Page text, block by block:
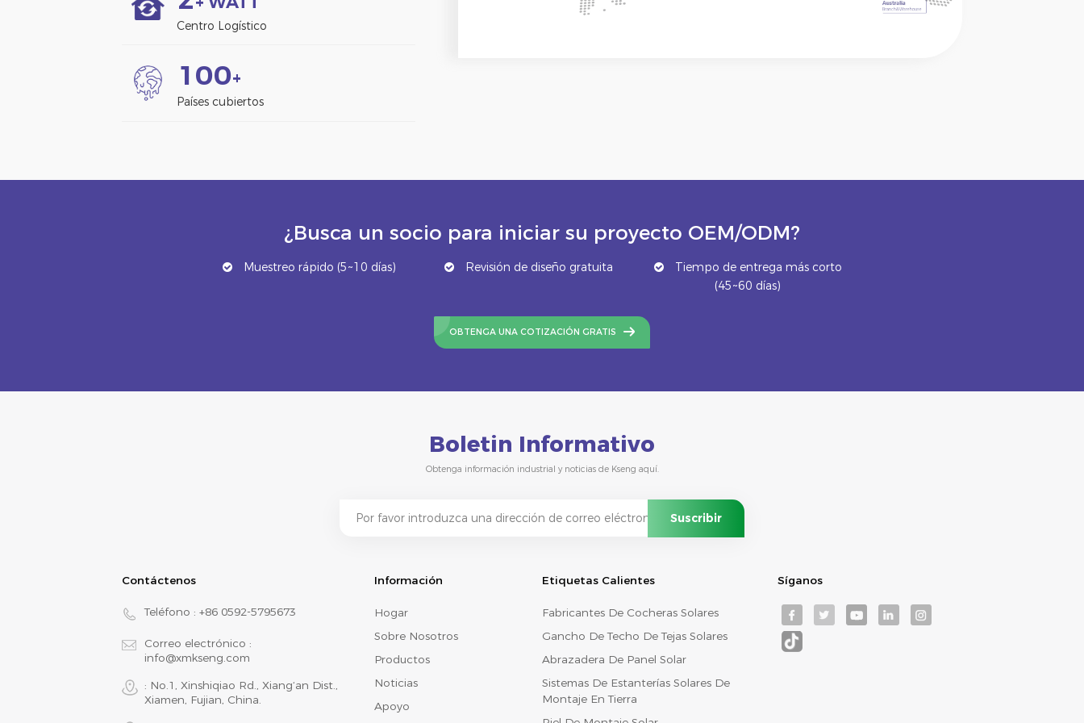
Centro Logístico
1 00+
Países cubiertos
¿Busca un socio para iniciar su proyecto OEM/ODM?
Muestreo rápido (5~10 días) Revisión de diseño gratuita
Tiempo de entrega más corto
(45~60 días)
OBTENGA UNA COTIZACIÓN GRATIS
Boletin Informativo
Obtenga información industrial y noticias de Kseng aquí.
Contáctenos
Teléfono : +86 0592-5795673
Correo electrónico :
info@xmkseng.com
: No.1, Xinshiqiao Rd., Xiang‘an Dist.,
Xiamen, Fujian, China.
Información
Hogar
Sobre Nosotros
Productos
Noticias
Apoyo
Etiquetas Calientes
Fabricantes De Cocheras Solares
Gancho De Techo De Tejas Solares
Abrazadera De Panel Solar
Sistemas De Estanterías Solares De
Montaje En Tierra
Síganos